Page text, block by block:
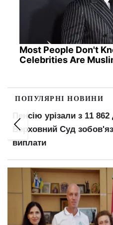
Most People Don't
Celebrities Are
ПОПУЛЯРНІ НОВИНИ
5 років в'язниці попри
вирок за ухилення від